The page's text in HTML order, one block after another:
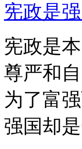
宪政是
宪政是
尊严和
为了富
强国却